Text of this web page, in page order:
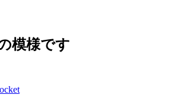
模様です